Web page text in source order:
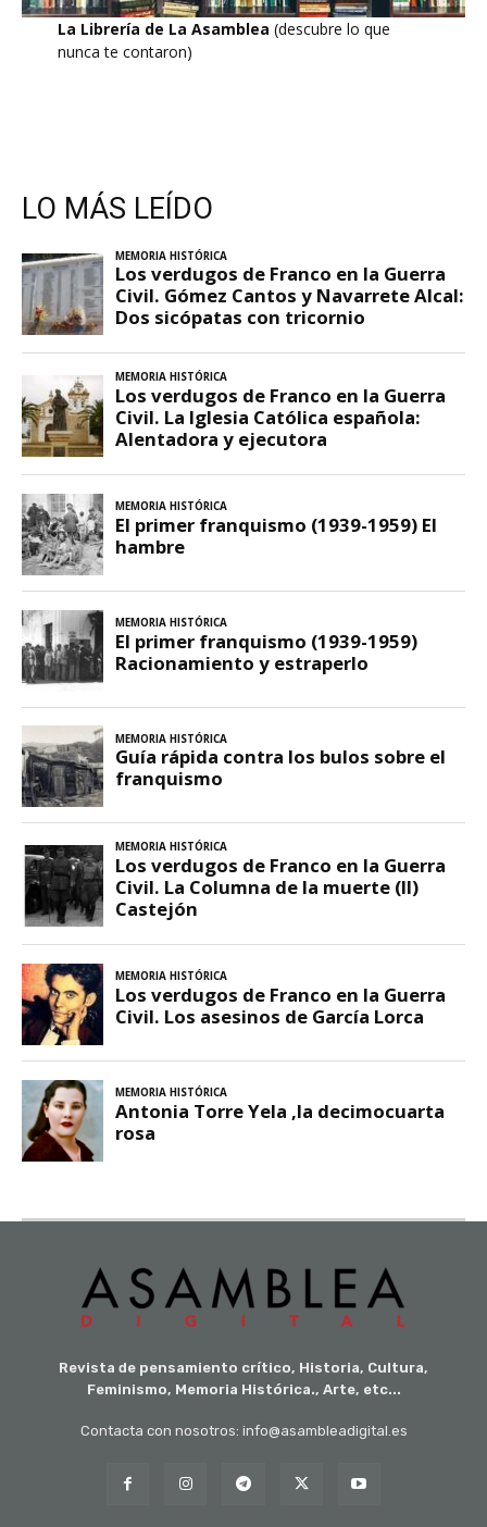
La Librería de La Asamblea (descubre lo que
nunca te contaron)
LO MÁS LEÍDO
Revista de pensamiento crítico, Historia, Cultura,
Feminismo, Memoria Histórica., Arte, etc...
Contacta con nosotros: info@asambleadigital.es